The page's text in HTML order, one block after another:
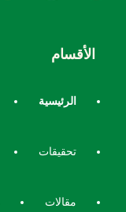
الأقسام
الرئيسية
تحقيقات
مقالات